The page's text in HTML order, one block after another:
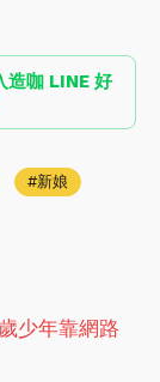
造咖 LINE 好
新娘
少年靠網路